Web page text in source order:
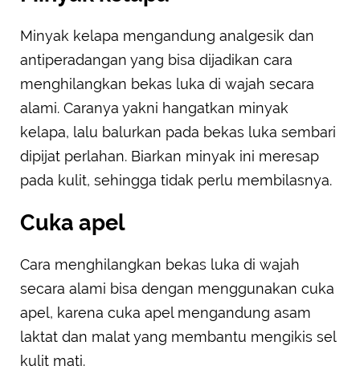
Minyak kelapa mengandung analgesik dan
antiperadangan yang bisa dijadikan cara
menghilangkan bekas luka di wajah secara
alami. Caranya yakni hangatkan minyak
kelapa, lalu balurkan pada bekas luka sembari
dipijat perlahan. Biarkan minyak ini meresap
pada kulit, sehingga tidak perlu membilasnya.
Cuka apel
Cara menghilangkan bekas luka di wajah
secara alami bisa dengan menggunakan cuka
apel, karena cuka apel mengandung asam
laktat dan malat yang membantu mengikis sel
kulit mati.